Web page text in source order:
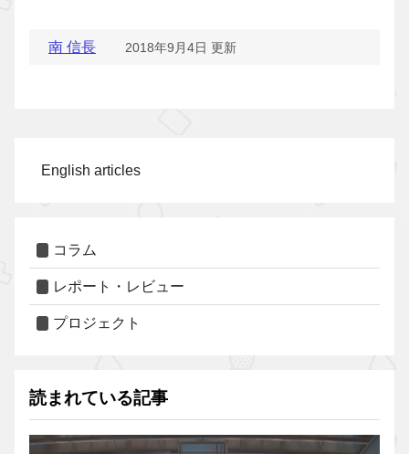
南 信長 2018年9月4日 更新
English articles
コラム
レポート・レビュー
プロジェクト
読まれている記事